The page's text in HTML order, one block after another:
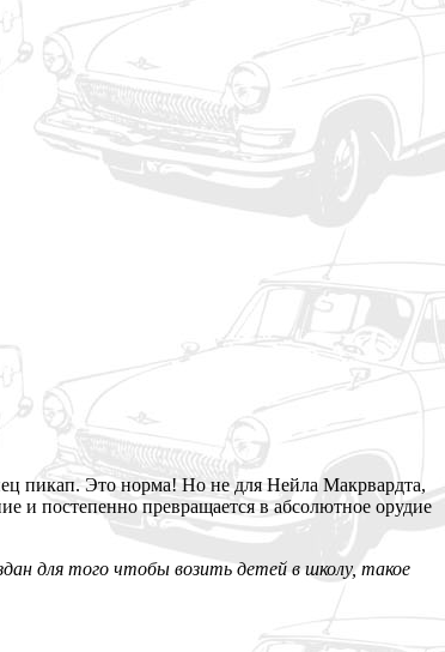
пикап. Это норма! Но не для Нейла Макрвардта,
и постепенно превращается в абсолютное орудие
для того чтобы возить детей в школу, такое